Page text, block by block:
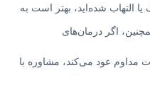
یا التهاب شده‌اید، بهتر است به
اگر درمان‌های
مداوم عود می‌کند، مشاوره با